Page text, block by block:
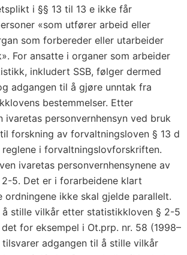
i §§ 13 til 13 e ikke får
«som utfører arbeid eller
som forbereder eller utarbeider
For ansatte i organer som arbeider
inkludert SSB, følger dermed
adgangen til å gjøre unntak fra
bestemmelser. Etter
ivaretas personvernhensyn ved bruk
forskning av forvaltningsloven § 13 d
i forvaltningslovforskriften.
ivaretas personvernhensynene av
5. Det er i forarbeidene klart
ikke skal gjelde parallelt.
å stille vilkår etter statistikkloven § 2-5
for eksempel i Ot.prp. nr. 58 (1998–
tilsvarer adgangen til å stille vilkår